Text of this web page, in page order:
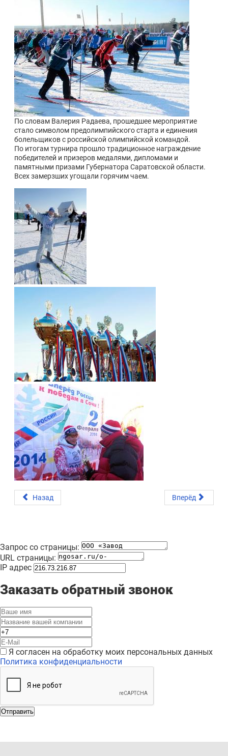
По словам Валерия Радаева, прошедшее мероприятие
стало символом предолимпийского старта и единения
болельщиков с российской олимпийской командой.
По итогам турнира прошло традиционное награждение
победителей и призеров медалями, дипломами и
памятными призами Губернатора Саратовской области.
Всех замерзших угощали горячим чаем.
Назад Вперёд
Запрос со страницы:
URL страницы:
IP адрес
Заказать обратный звонок
Я согласен на обработку моих персональных данных
Политика конфиденциальности
Отправить